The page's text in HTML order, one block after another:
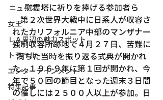
ニュース
女王
ＬＡ周辺の魅力スポット
トラベル
エンターテインメント
特集記事
慰霊塔に祈りを捧げる参加者ら
第２次世界大戦中に日系人が収容さ
れたカリフォルニア中部のマンザナー
強制収容所跡地で４月２７日、苦難に
満ちた当時を振り返る式典が開かれ
た。１９６９年に第１回が開かれ、今
年で５０回の節目となった週末３日間
の催しには２５００人以上が参加。日